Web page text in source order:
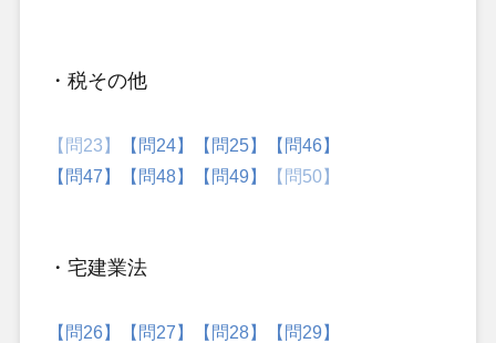
・税その他
【問23】 【問24】 【問25】
【問46】
【問47】
【問48】 【問49】 【問50】
・宅建業法
【問26】 【問27】 【問28】
【問29】